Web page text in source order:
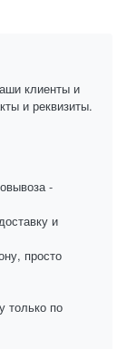
клиенты и
и реквизиты.
-
и
просто
только по